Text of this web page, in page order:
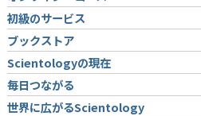
初級のサービス
ブックストア
Scientologyの現在
毎日つながる
世界に広がるScientology